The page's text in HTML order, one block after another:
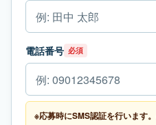
電話番号 必須
※応募時にSMS認証を行います